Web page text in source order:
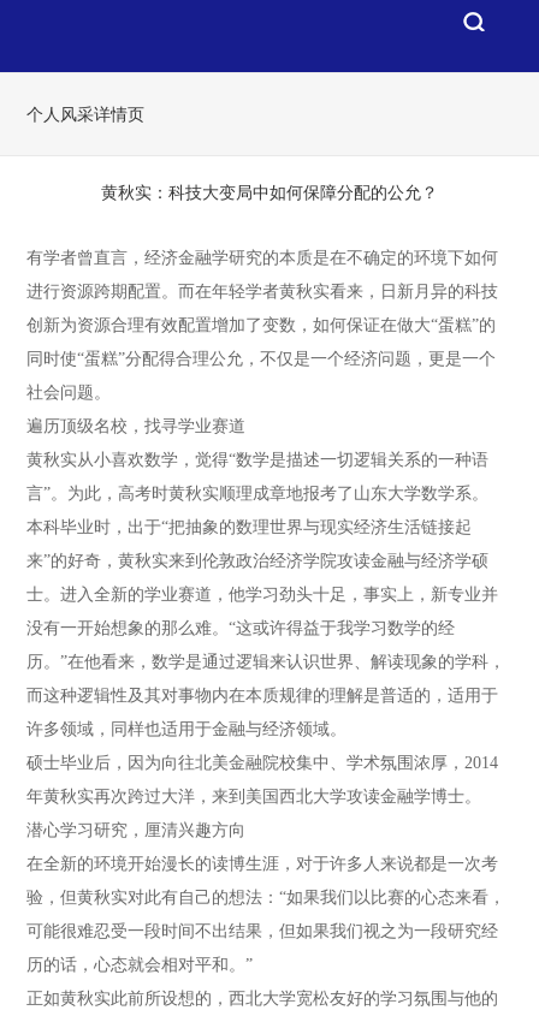
个人风采详情页
黄秋实：科技大变局中如何保障分配的公允？
有学者曾直言，经济金融学研究的本质是在不确定的环境下如何
进行资源跨期配置。而在年轻学者黄秋实看来，日新月异的科技
创新为资源合理有效配置增加了变数，如何保证在做大“蛋糕”的
同时使“蛋糕”分配得合理公允，不仅是一个经济问题，更是一个
社会问题。
遍历顶级名校，找寻学业赛道
黄秋实从小喜欢数学，觉得“数学是描述一切逻辑关系的一种语
言”。为此，高考时黄秋实顺理成章地报考了山东大学数学系。
本科毕业时，出于“把抽象的数理世界与现实经济生活链接起
来”的好奇，黄秋实来到伦敦政治经济学院攻读金融与经济学硕
士。进入全新的学业赛道，他学习劲头十足，事实上，新专业并
没有一开始想象的那么难。“这或许得益于我学习数学的经
历。”在他看来，数学是通过逻辑来认识世界、解读现象的学科，
而这种逻辑性及其对事物内在本质规律的理解是普适的，适用于
许多领域，同样也适用于金融与经济领域。
硕士毕业后，因为向往北美金融院校集中、学术氛围浓厚，2014
年黄秋实再次跨过大洋，来到美国西北大学攻读金融学博士。
潜心学习研究，厘清兴趣方向
在全新的环境开始漫长的读博生涯，对于许多人来说都是一次考
验，但黄秋实对此有自己的想法：“如果我们以比赛的心态来看，
可能很难忍受一段时间不出结果，但如果我们视之为一段研究经
历的话，心态就会相对平和。”
正如黄秋实此前所设想的，西北大学宽松友好的学习氛围与他的